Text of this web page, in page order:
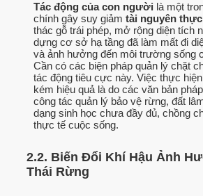
Tác động của con người là một
chính gây suy giảm tài nguyên
thác gỗ trái phép, mở rộng diện tích
dựng cơ sở hạ tầng đã làm mất đi
và ảnh hưởng đến môi trường sống
Cần có các biện pháp quản lý chặt
tác động tiêu cực này. Việc thực
kém hiệu quả là do các văn bản
công tác quản lý bảo vệ rừng, đất
dạng sinh học chưa đầy đủ, chồng
thực tế cuộc sống.
2.2. Biến Đổi Khí Hậu Ảnh
Thái Rừng